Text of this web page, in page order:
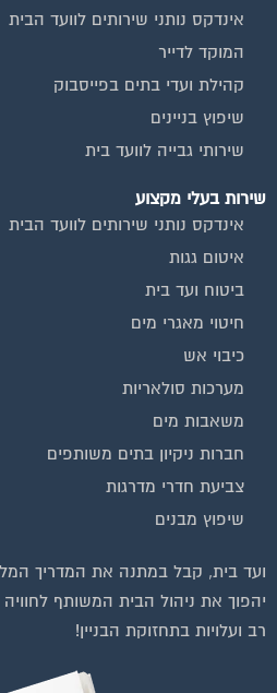
אינדקס נותני שירותים לוועד הבית
המוקד לדייר
קהילת ועדי בתים בפייסבוק
שיפוץ בניינים
שירותי גבייה לוועד בית
שירות בעלי מקצוע
אינדקס נותני שירותים לוועד הבית
איטום גגות
ביטוח ועד בית
חיטוי מאגרי מים
כיבוי אש
מערכות סולאריות
משאבות מים
חברות ניקיון בתים משותפים
צביעת חדרי מדרגות
שיפוץ מבנים
ועד בית, קבל במתנה את המדריך
יהפוך את ניהול הבית המשותף
רב ועלויות בתחזוקת הבניין!